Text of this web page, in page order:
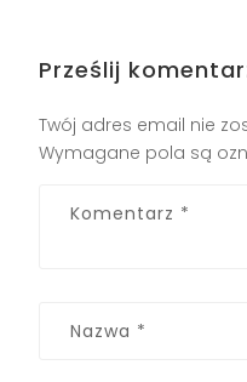
Prześlij
Twój adres email nie
Wymagane pola są